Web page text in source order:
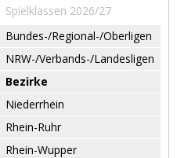
Spielklassen 2026/27
Bundes-/Regional-/Oberligen
NRW-/Verbands-/Landesligen
Bezirke
Niederrhein
Rhein-Ruhr
Rhein-Wupper